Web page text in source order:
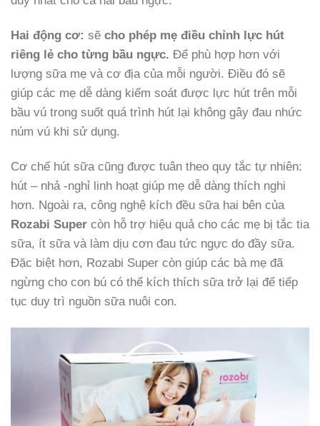
Hai động cơ: sẽ cho phép mẹ điều chỉnh lực hút
riêng lẻ cho từng bầu ngực. Để phù hợp hơn với
lượng sữa mẹ và cơ địa của mỗi người. Điều đó sẽ
giúp các mẹ dễ dàng kiểm soát được lực hút trên mỗi
bầu vú trong suốt quá trình hút lại không gây đau nhức
núm vú khi sử dụng.
Cơ chế hút sữa cũng được tuân theo quy tắc tự nhiên:
hút – nhả -nghỉ linh hoạt giúp mẹ dễ dàng thích nghi
hơn. Ngoài ra, công nghệ kích đều sữa hai bên của
Rozabi Super còn hỗ trợ hiệu quả cho các mẹ bị tắc tia
sữa, ít sữa và làm dịu cơn đau tức ngực do đầy sữa.
Đặc biệt hơn, Rozabi Super còn giúp các bà mẹ đã
ngừng cho con bú có thể kích thích sữa trở lại để tiếp
tục duy trì nguồn sữa nuôi con.